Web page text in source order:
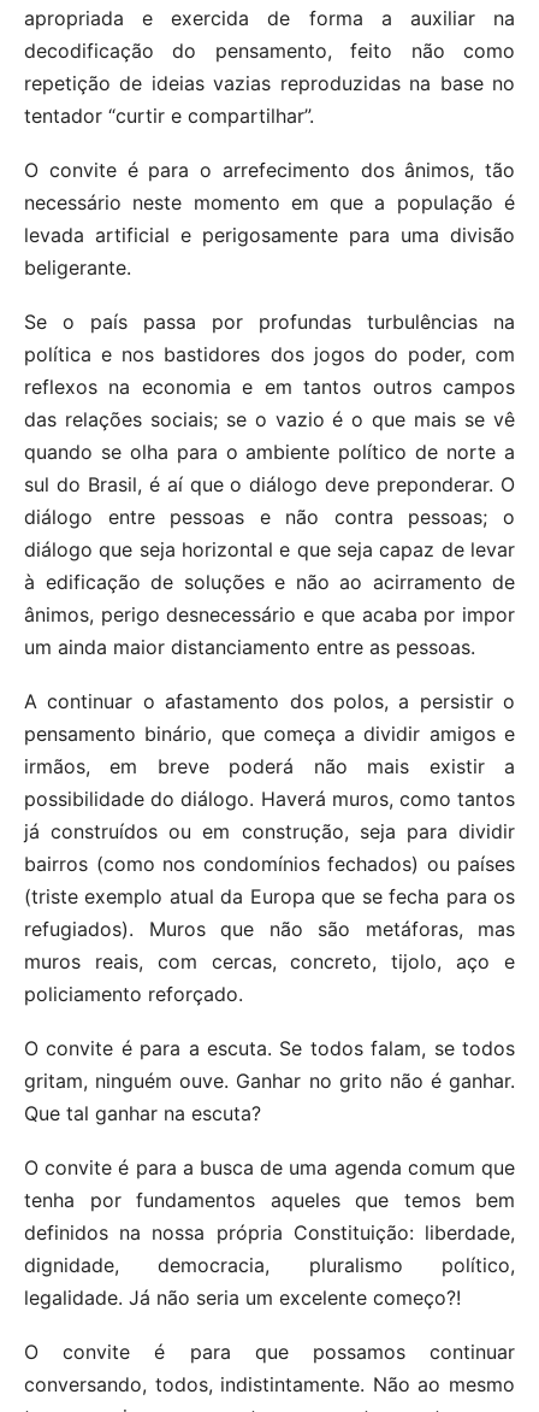
apropriada e exercida de forma a auxiliar na
decodificação do pensamento, feito não como
repetição de ideias vazias reproduzidas na base no
tentador “curtir e compartilhar”.
O convite é para o arrefecimento dos ânimos, tão
necessário neste momento em que a população é
levada artificial e perigosamente para uma divisão
beligerante.
Se o país passa por profundas turbulências na
política e nos bastidores dos jogos do poder, com
reflexos na economia e em tantos outros campos
das relações sociais; se o vazio é o que mais se vê
quando se olha para o ambiente político de norte a
sul do Brasil, é aí que o diálogo deve preponderar. O
diálogo entre pessoas e não contra pessoas; o
diálogo que seja horizontal e que seja capaz de levar
à edificação de soluções e não ao acirramento de
ânimos, perigo desnecessário e que acaba por impor
um ainda maior distanciamento entre as pessoas.
A continuar o afastamento dos polos, a persistir o
pensamento binário, que começa a dividir amigos e
irmãos, em breve poderá não mais existir a
possibilidade do diálogo. Haverá muros, como tantos
já construídos ou em construção, seja para dividir
bairros (como nos condomínios fechados) ou países
(triste exemplo atual da Europa que se fecha para os
refugiados). Muros que não são metáforas, mas
muros reais, com cercas, concreto, tijolo, aço e
policiamento reforçado.
O convite é para a escuta. Se todos falam, se todos
gritam, ninguém ouve. Ganhar no grito não é ganhar.
Que tal ganhar na escuta?
O convite é para a busca de uma agenda comum que
tenha por fundamentos aqueles que temos bem
definidos na nossa própria Constituição: liberdade,
dignidade, democracia, pluralismo político,
legalidade. Já não seria um excelente começo?!
O convite é para que possamos continuar
conversando, todos, indistintamente. Não ao mesmo